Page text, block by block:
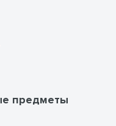
предметы